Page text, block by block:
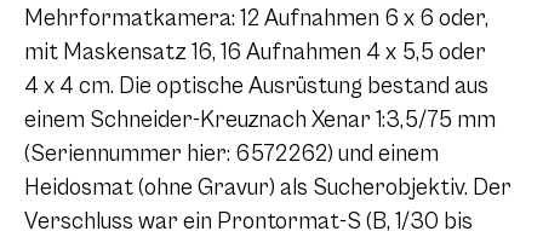
Mehrformatkamera: 12 Aufnahmen 6 x 6 oder,
mit Maskensatz 16, 16 Aufnahmen 4 x 5,5 oder
4 x 4 cm. Die optische Ausrüstung bestand aus
einem Schneider-Kreuznach Xenar 1:3,5/75 mm
(Seriennummer hier: 6572262) und einem
Heidosmat (ohne Gravur) als Sucherobjektiv. Der
Verschluss war ein Prontormat-S (B, 1/30 bis